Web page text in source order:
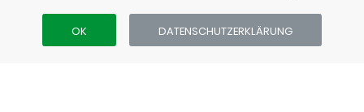
OK DATEN­SCHUTZ­ERKLÄRUNG